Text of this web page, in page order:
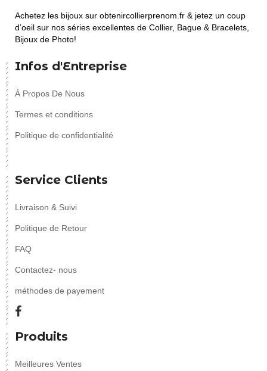
Achetez les bijoux sur obtenircollierprenom.fr & jetez un coup
d’oeil sur nos séries excellentes de Collier, Bague & Bracelets,
Bijoux de Photo!
Infos d'Entreprise
À Propos De Nous
Termes et conditions
Politique de confidentialité
Service Clients
Livraison & Suivi
Politique de Retour
FAQ
Contactez- nous
méthodes de payement
Produits
Meilleures Ventes